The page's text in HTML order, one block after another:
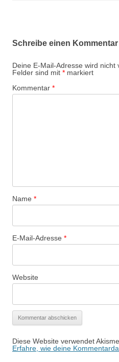
Schreibe einen Kommentar
Deine E-Mail-Adresse wird nicht
Felder sind mit * markiert
Kommentar *
Name *
E-Mail-Adresse *
Website
Diese Website verwendet
Erfahre, wie deine